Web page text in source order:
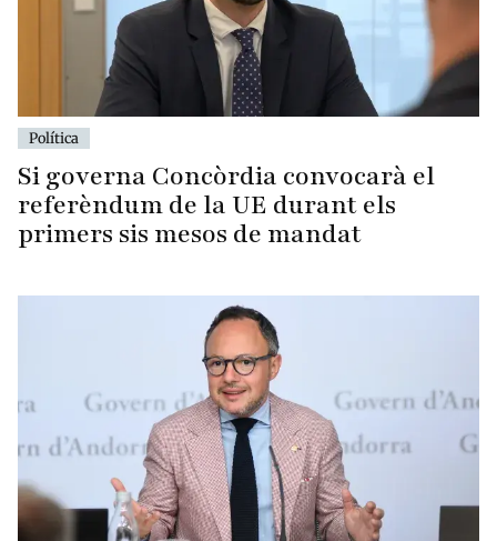
Política
Si governa Concòrdia convocarà el
referèndum de la UE durant els
primers sis mesos de mandat